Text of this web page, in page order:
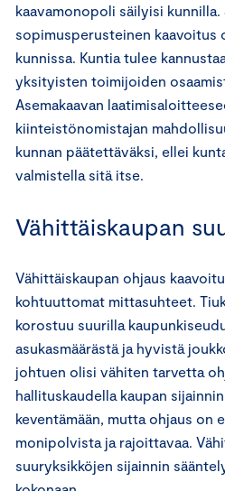
kaavamonopoli säilyisi
sopimusperusteinen kaavoitus
kunnissa. Kuntia tulee
yksityisten toimijoiden
Asemakaavan
kiinteistönomistajan
kunnan päätettäväksi, ellei
valmistella sitä itse.
Vähittäiskaupan
Vähittäiskaupan ohjaus
kohtuuttomat mittasuhteet.
korostuu suurilla
asukasmäärästä ja hyvistä
johtuen olisi vähiten tarvetta
hallituskaudella kaupan
keventämään, mutta ohjaus on
monipolvista ja rajoittavaa.
suuryksikköjen sijainnin